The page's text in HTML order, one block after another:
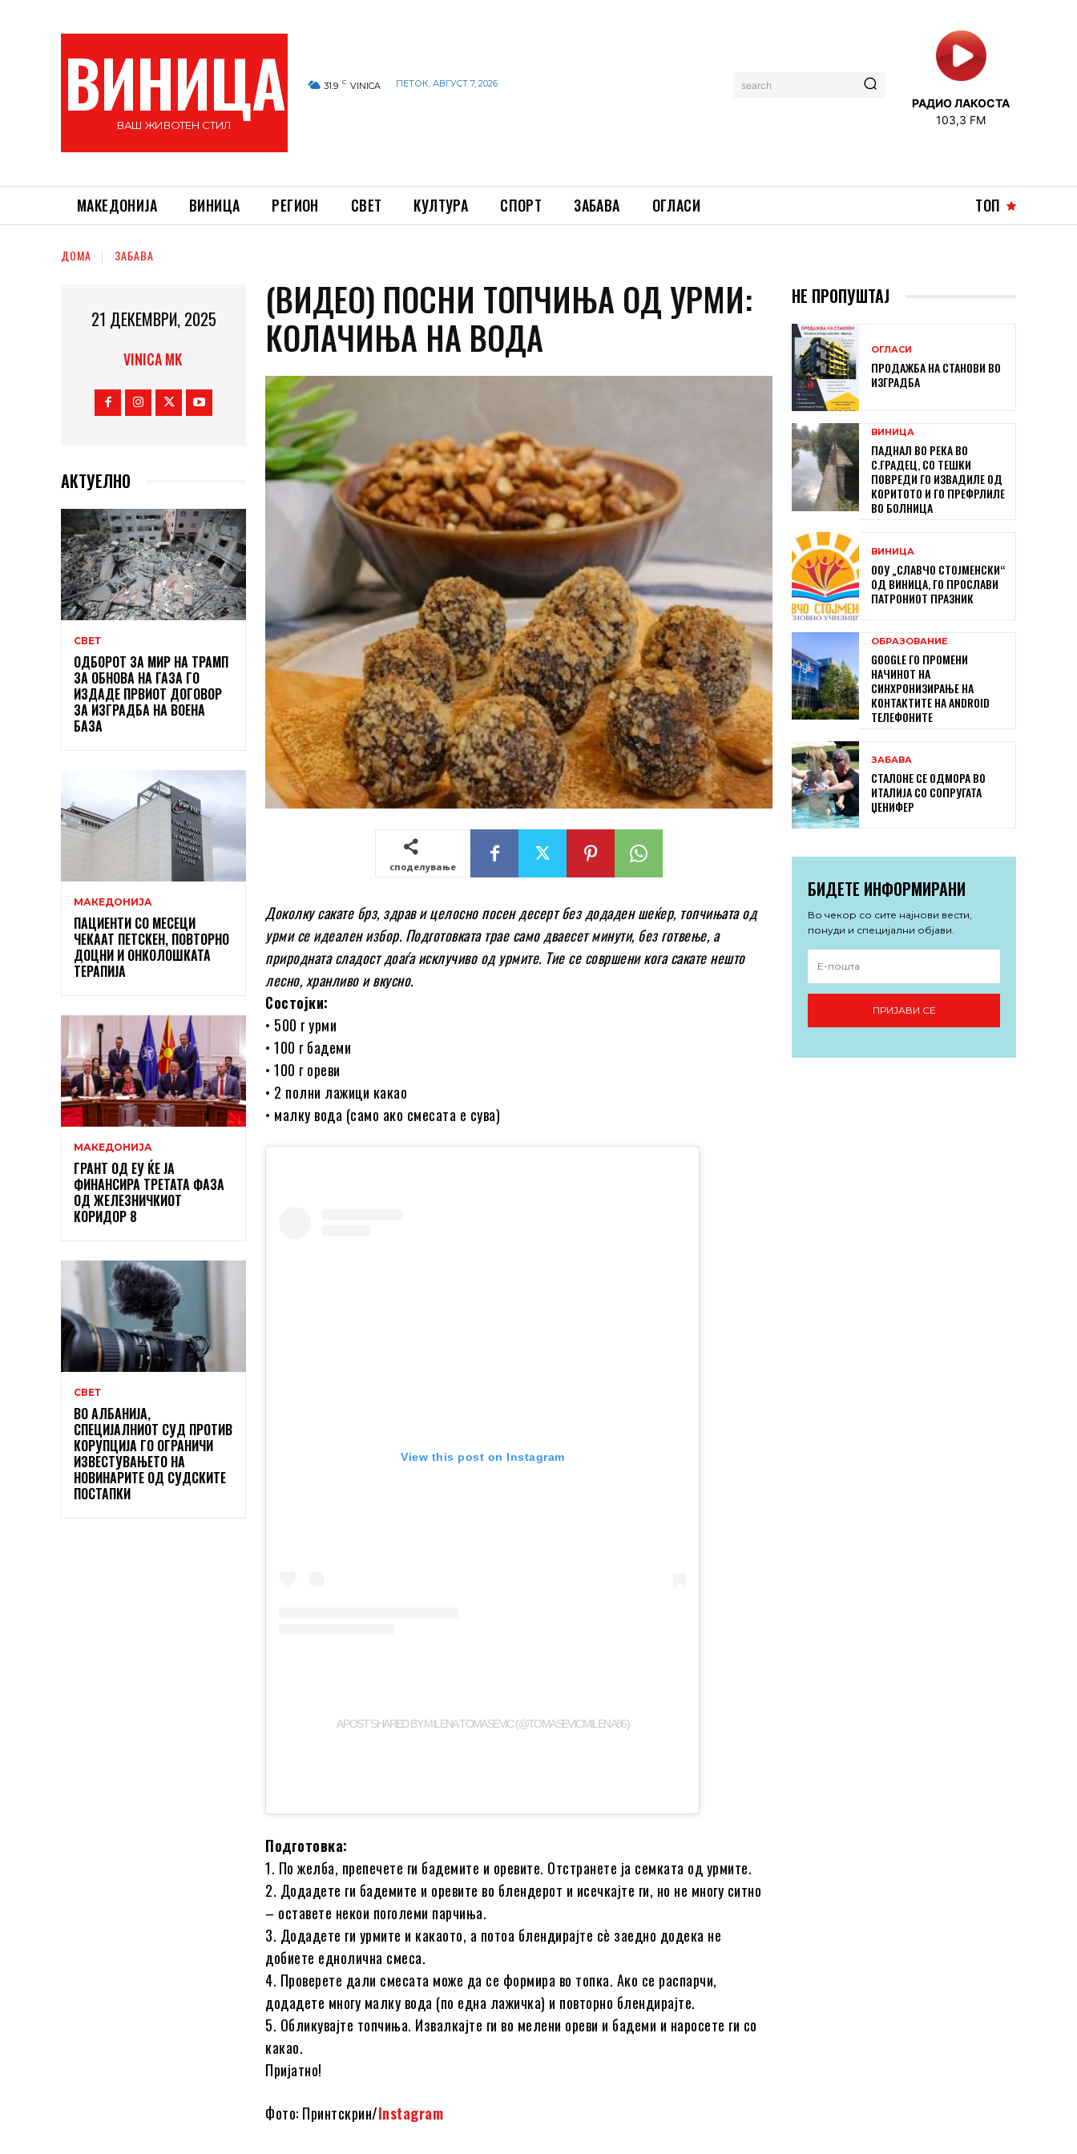
ВИНИЦА
ВАШ ЖИВОТЕН СТИЛ
31.9 C VINICA ПЕТОК, АВГУСТ 7, 2026 search
РАДИО ЛАКОСТА
103,3 FM
МАКЕДОНИЈА ВИНИЦА РЕГИОН СВЕТ КУЛТУРА СПОРТ ЗАБАВА ОГЛАСИ ТОП
ДОМА ЗАБАВА
21 ДЕКЕМВРИ, 2025
VINICA MK
АКТУЕЛНО
СВЕТ
ОДБОРОТ ЗА МИР НА ТРАМП
ЗА ОБНОВА НА ГАЗА ГО
ИЗДАДЕ ПРВИОТ ДОГОВОР
ЗА ИЗГРАДБА НА ВОЕНА
БАЗА
МАКЕДОНИЈА
ПАЦИЕНТИ СО МЕСЕЦИ
ЧЕКААТ ПЕТСКЕН, ПОВТОРНО
ДОЦНИ И ОНКОЛОШКАТА
ТЕРАПИЈА
МАКЕДОНИЈА
ГРАНТ ОД ЕУ ЌЕ ЈА
ФИНАНСИРА ТРЕТАТА ФАЗА
ОД ЖЕЛЕЗНИЧКИОТ
КОРИДОР 8
СВЕТ
ВО АЛБАНИЈА,
СПЕЦИЈАЛНИОТ СУД ПРОТИВ
КОРУПЦИЈА ГО ОГРАНИЧИ
ИЗВЕСТУВАЊЕТО НА
НОВИНАРИТЕ ОД СУДСКИТЕ
ПОСТАПКИ
(ВИДЕО) ПОСНИ ТОПЧИЊА ОД УРМИ:
КОЛАЧИЊА НА ВОДА
споделување
Доколку сакате брз, здрав и целосно посен десерт без додаден шеќер, топчињата од
урми се идеален избор. Подготовката трае само дваесет минути, без готвење, а
природната сладост доаѓа исклучиво од урмите. Тие се совршени кога сакате нешто
лесно, хранливо и вкусно.
Состојки:
• 500 г урми
• 100 г бадеми
• 100 г ореви
• 2 полни лажици какао
• малку вода (само ако смесата е сува)
View this post on Instagram
A POST SHARED BY MILENA TOMASEVIC (@TOMASEVICMILENA86)
Подготовка:
1. По желба, препечете ги бадемите и оревите. Отстранете ја семката од урмите.
2. Додадете ги бадемите и оревите во блендерот и исечкајте ги, но не многу ситно
– оставете некои поголеми парчиња.
3. Додадете ги урмите и какаото, а потоа блендирајте сè заедно додека не
добиете еднолична смеса.
4. Проверете дали смесата може да се формира во топка. Ако се распарчи,
додадете многу малку вода (по една лажичка) и повторно блендирајте.
5. Обликувајте топчиња. Извалкајте ги во мелени ореви и бадеми и наросете ги со
какао.
Пријатно!
Фото: Принтскрин/Instagram
НЕ ПРОПУШТАЈ
ОГЛАСИ
ПРОДАЖБА НА СТАНОВИ ВО
ИЗГРАДБА
ВИНИЦА
ПАДНАЛ ВО РЕКА ВО
С.ГРАДЕЦ, СО ТЕШКИ
ПОВРЕДИ ГО ИЗВАДИЛЕ ОД
КОРИТОТО И ГО ПРЕФРЛИЛЕ
ВО БОЛНИЦА
ВИНИЦА
ООУ „СЛАВЧО СТОЈМЕНСКИ“
ОД ВИНИЦА, ГО ПРОСЛАВИ
ПАТРОНИОТ ПРАЗНИК
ОБРАЗОВАНИЕ
GOOGLE ГО ПРОМЕНИ
НАЧИНОТ НА
СИНХРОНИЗИРАЊЕ НА
КОНТАКТИТЕ НА ANDROID
ТЕЛЕФОНИТЕ
ЗАБАВА
СТАЛОНЕ СЕ ОДМОРА ВО
ИТАЛИЈА СО СОПРУГАТА
ЏЕНИФЕР
БИДЕТЕ ИНФОРМИРАНИ
Во чекор со сите најнови вести,
понуди и специјални објави.
ПРИЈАВИ СЕ